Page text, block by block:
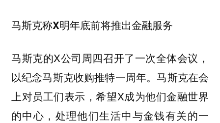
马斯克称X明年底前将推出金融服务
马斯克的X公司周四召开了一次全体会议，
以纪念马斯克收购推特一周年。马斯克在会
上对员工们表示，希望X成为他们金融世界
的中心，处理他们生活中与金钱有关的一